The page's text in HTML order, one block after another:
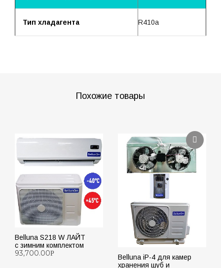
Тип хладагента R410a
Похожие товары
Belluna S218 W ЛАЙТ
с зимним комплектом
93,700.00Р
Belluna iP-4 для камер
хранения шуб и